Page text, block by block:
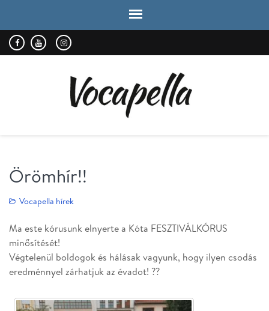
Örömhír!!
Vocapella hírek
Ma este kórusunk elnyerte a Kóta FESZTIVÁLKÓRUS
minősítését!
Végtelenül boldogok és hálásak vagyunk, hogy ilyen csodás
eredménnyel zárhatjuk az évadot! ??